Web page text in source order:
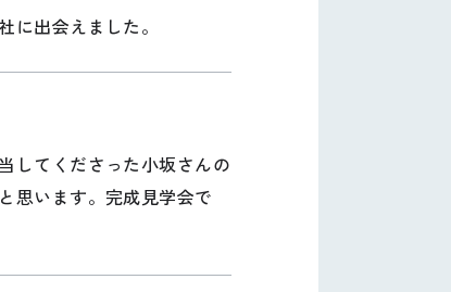
出会えました。
してくださった小坂さんの
思います。完成見学会で